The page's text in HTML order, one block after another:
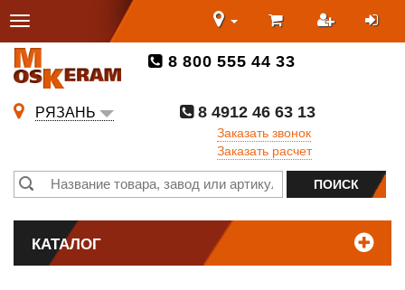
8 800 555 44 33
РЯЗАНЬ
8 4912 46 63 13
Заказать звонок
Заказать расчет
КАТАЛОГ